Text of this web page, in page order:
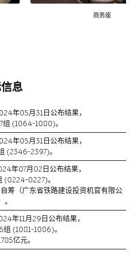
商务座
息
年05月31日公布结果，
组 (1064-1080)。
年05月31日公布结果，
(2346-2397)。
年07月02日公布结果，
(0224-0227)。
筹（广东省铁路建设投资机官有限公
。
年11月29日公布结果，
组 (1081-1086)。
亿元。